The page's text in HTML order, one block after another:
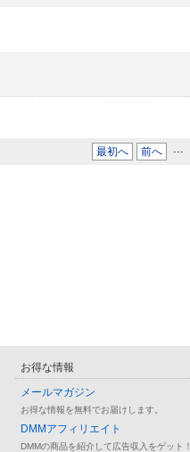
最初へ 前へ ...
お得な情報
メールマガジン
お得な情報を無料でお届けします。
DMMアフィリエイト
DMMの商品を紹介して広告収入をゲット！